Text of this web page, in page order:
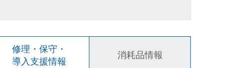
修理・保守・
導入支援情報
消耗品情報